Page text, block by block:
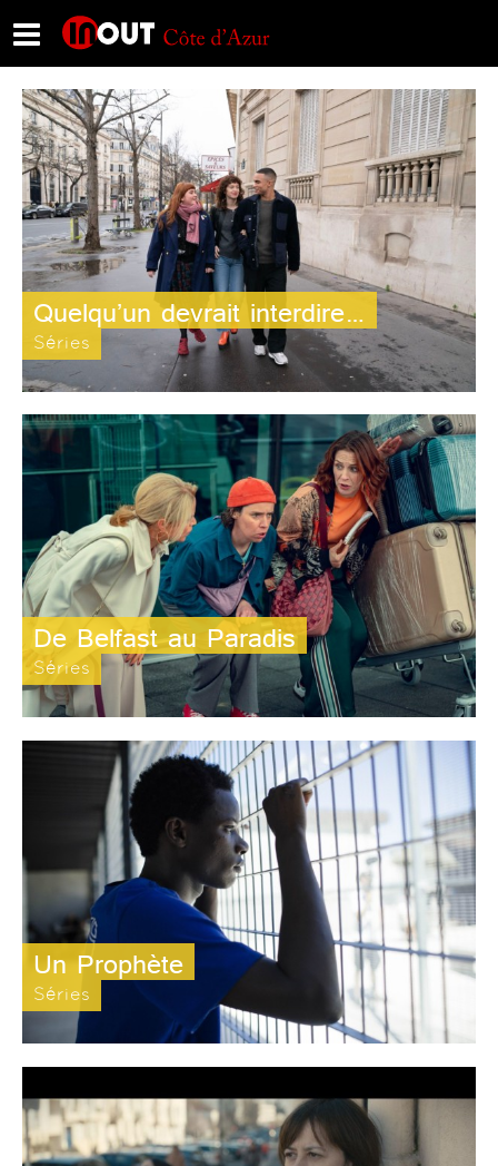
Quelqu’un devrait interdire…
Séries
De Belfast au Paradis
Séries
Un Prophète
Séries